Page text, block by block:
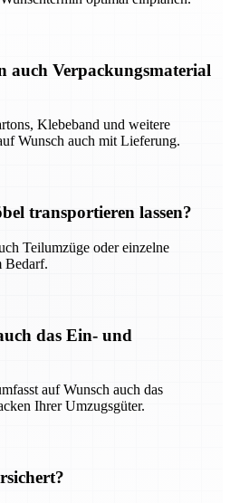
auch Verpackungsmaterial
Klebeband und weitere
Wunsch auch mit Lieferung.
transportieren lassen?
Teilumzüge oder einzelne
Bedarf.
das Ein- und
auf Wunsch auch das
Ihrer Umzugsgüter.